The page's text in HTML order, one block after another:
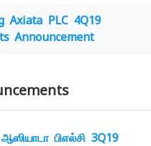
Axiata PLC 4Q19
Announcement
பிஎல்சி 3Q19